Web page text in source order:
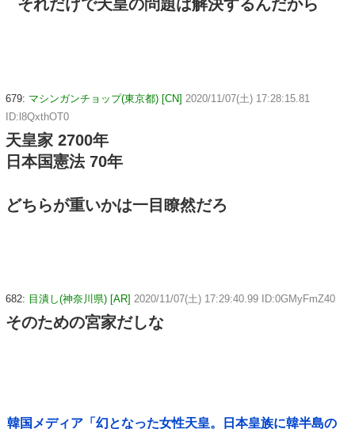
それだけで天皇の問題は解決するんだから
679: マシンガンチョップ(東京都) [CN] 2020/11/07(土) 17:28:15.81
ID:l8QxthOT0
天皇家 2700年
日本国憲法 70年
どちらが重いかは一目瞭然だろ
682: 目潰し(神奈川県) [AR] 2020/11/07(土) 17:29:40.99 ID:0GMyFmZ40
そのための宮家だしな
韓国メディア「幻となった女性天皇。日本皇族に韓半島の